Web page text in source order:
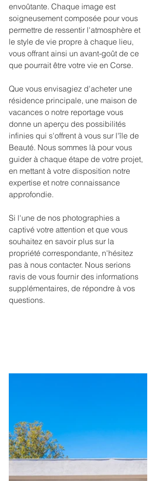
envoûtante. Chaque image est
soigneusement composée pour vous
permettre de ressentir l'atmosphère et
le style de vie propre à chaque lieu,
vous offrant ainsi un avant-goût de ce
que pourrait être votre vie en Corse.
Que vous envisagiez d'acheter une
résidence principale, une maison de
vacances o notre reportage vous
donne un aperçu des possibilités
infinies qui s'offrent à vous sur l'île de
Beauté. Nous sommes là pour vous
guider à chaque étape de votre projet,
en mettant à votre disposition notre
expertise et notre connaissance
approfondie.
Si l'une de nos photographies a
captivé votre attention et que vous
souhaitez en savoir plus sur la
propriété correspondante, n'hésitez
pas à nous contacter. Nous serions
ravis de vous fournir des informations
supplémentaires, de répondre à vos
questions.